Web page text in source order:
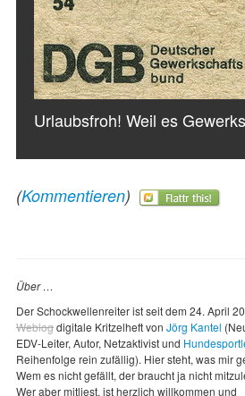
Urlaubsfroh! Weil es
(Kommentieren)
Über …
Der Schockwellenreiter ist seit dem 24. April
Weblogdigitale Kritzelheft von Jörg Kantel
EDV-Leiter, Autor, Netzaktivist und
Reihenfolge rein zufällig). Hier steht, was mir
Wem es nicht gefällt, der braucht ja nicht
Wer aber mitliest, ist herzlich willkommen und